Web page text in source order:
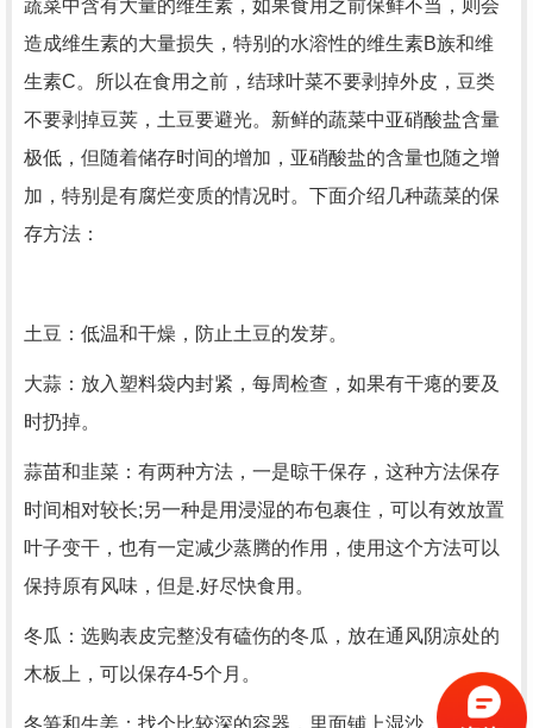
蔬菜中含有大量的维生素，如果食用之前保鲜不当，则会
造成维生素的大量损失，特别的水溶性的维生素B族和维
生素C。所以在食用之前，结球叶菜不要剥掉外皮，豆类
不要剥掉豆荚，土豆要避光。新鲜的蔬菜中亚硝酸盐含量
极低，但随着储存时间的增加，亚硝酸盐的含量也随之增
加，特别是有腐烂变质的情况时。下面介绍几种蔬菜的保
存方法：
土豆：低温和干燥，防止土豆的发芽。
大蒜：放入塑料袋内封紧，每周检查，如果有干瘪的要及
时扔掉。
蒜苗和韭菜：有两种方法，一是晾干保存，这种方法保存
时间相对较长;另一种是用浸湿的布包裹住，可以有效放置
叶子变干，也有一定减少蒸腾的作用，使用这个方法可以
保持原有风味，但是.好尽快食用。
冬瓜：选购表皮完整没有磕伤的冬瓜，放在通风阴凉处的
木板上，可以保存4-5个月。
冬笋和生姜：找个比较深的容器，里面铺上湿沙，将冬笋